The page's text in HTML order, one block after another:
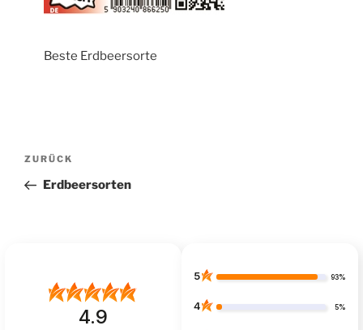
Beste Erdbeersorte
Beitragsnavigation
Vorheriger
Beitrag
ZURÜCK
Erdbeersorten
4.9
5 93%
4 5%